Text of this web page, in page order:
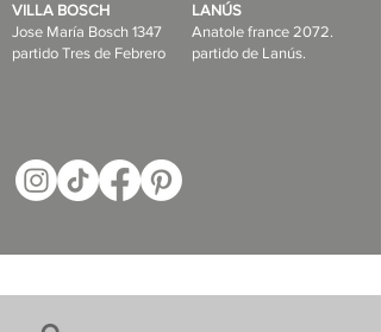
VILLA BOSCH
Jose María Bosch 1347
partido Tres de Febrero
LANÚS
Anatole france 2072.
partido de Lanús.